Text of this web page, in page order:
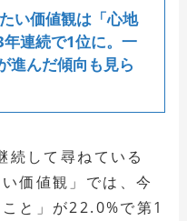
い価値観は「心地
連続で1位に。一
進んだ傾向も見ら
して尋ねている
価値観」では、今
と」が22.0%で第1